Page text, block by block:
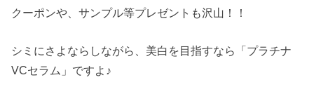
クーポンや、サンプル等プレゼントも沢山！！
シミにさよならしながら、美白を目指すなら「プラチナ
VCセラム」ですよ♪